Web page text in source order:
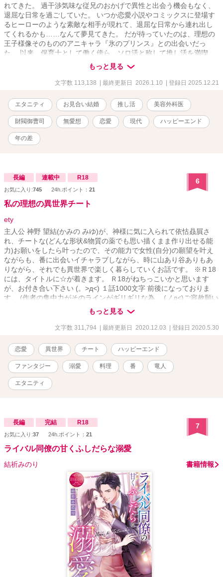
れてきた。 過干渉気味な従兄のおかげで異性と出会う機会もなく、
退屈な日常を過ごしていた。 いつか恋愛小説やコミックスに登場す
るヒーローのような素敵な相手が現れて、退屈な日常から連れ出し
てくれるかも……なんて夢見てきた。 だが待っていたのは、理想の
王子様像そのもののアニキャラ『氷のプリンス』との出会いだっ
た。 以来、保育士として働く傍ら、ソロ活と称して推し活を満喫
中。 そんな杏璃の元に突如縁談話が舞い込んでくるのだが、見合い
当日、相手にドタキャンされてしまう。 そこに現れたのが、なんと
推し――氷のプリンスにそっくりな美容外科医・鷹村央輔だった。
に違いない。 そう思っていた矢先、伯母の提案により央輔と見合い
をすることになり、それがきっかけで利害一致のソロ活婚をするこ
とに。 確かに麗しい美貌なんかソックリだけど、無表情で無愛想だ
し、理想なのは見かけだけ。絶対に好きになんかならない。そう思
っていたのに……。推しに激似の甘い美貌で情熱的に迫られて、身
も心も甘く淫らに蕩かされる。お見合いから始まるじれあまラブス
推し一筋の保育士、オシャレに興味のない残念女子 ✿鷹村央輔・タ
カムラオウスケ(33) 業界ナンバーワン鷹村美容整形クリニックの副
院長、実は財閥系企業・鷹村グループの御曹司、アニキャラ・氷の
プリンスに似たクールな容貌のせいで『美容界の氷のプリンス』と
•✧ ※R描写には章題に『※』表記 ※この作品はフィクションです。
実在の人物・団体とは一切関係ありません ※随時概要含め本文の改
稿や修正等をしています。 ✿初公開23.10.18✿
もっと見る
文字数 113,138 | 最終更新日 2026.1.10 | 登録日 2025.12.21
エタニティ お見合い結婚 推し活 美容外科医
財閥御曹司 無愛想 恋愛 現代 ハッピーエンド
年の差
長編 連載中 R18
お気に入り:745 24h.ポイント： 21
6
私の理想の異世界チート
ety
主人公 神野 望結(かみの みゆ)が、神様に気に入られて依怙贔屓さ
れ、チートな(どんな形状&物質の薬でも思い描くまま作り出せる能
力)お願いをしたら叶ったので、その能力で女性(自分)の願望を叶え
ながらも、番に出会いイチャラブしながら、時に山あり谷ありもあ
りながら、それでも異世界で楽しく暮らしていくお話です。 ※Ｒ18
には、タイトルに☆が着きます。 Ｒ18がねちっこいかと思います
が、お付き合い下さい (。>д<) １話1000文字 前後になっておりま
す。 (作者の集中力がそのラインがギリギリな為… (ノд<)ご容赦願い
もっと見る
文字数 311,794 | 最終更新日 2020.12.03 | 登録日 2020.5.30
恋愛 異世界 チート ハッピーエンド
ファンタジー 溺愛 料理 番 竜人
エタニティ
長編 完結 R18
お気に入り:37 24h.ポイント： 21
7
ライバル同僚の甘くふしだらな溺愛
結祈みのり 書籍情報